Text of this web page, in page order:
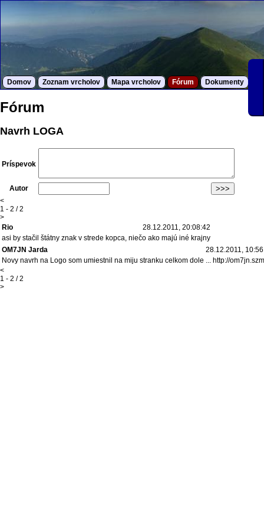
Domov Zoznam vrcholov Mapa vrcholov Fórum Dokumenty
Fórum
Navrh LOGA
Príspevok
Autor
<
1 - 2 / 2
>
Rio
28.12.2011, 20:08:42
asi by stačil štátny znak v strede kopca, niečo ako majú iné krajny
OM7JN Jarda
28.12.2011,
Novy navrh na Logo som umiestnil na miju stranku celkom dole ... http://
<
1 - 2 / 2
>